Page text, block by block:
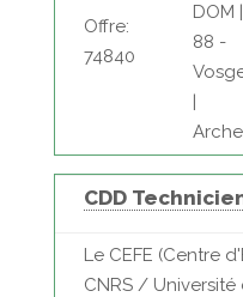
Offre:
74840
DOM |
88 -
|
CDD
Le CEFE (Centre
CNRS /